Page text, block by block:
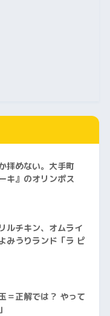
拝めない。大手町
キ』のオリンポス
ルチキン、オムライ
みうりランド「ラ ピ
＝正解では？ やって